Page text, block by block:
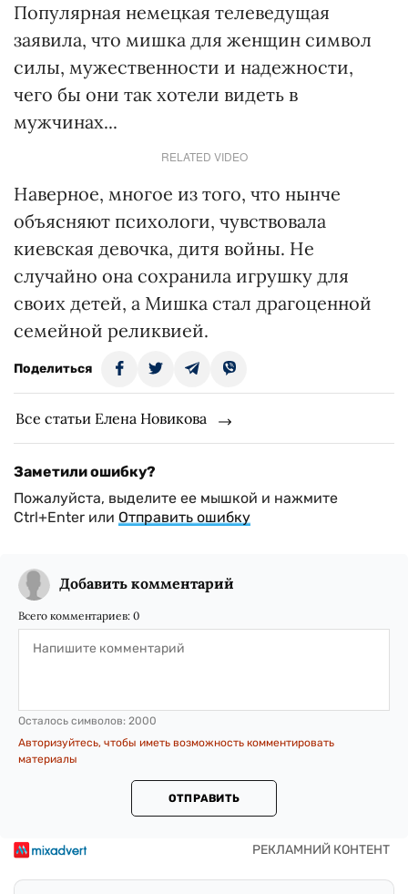
Популярная немецкая телеведущая
заявила, что мишка для женщин символ
силы, мужественности и надежности,
чего бы они так хотели видеть в
мужчинах...
RELATED VIDEO
Наверное, многое из того, что нынче
объясняют психологи, чувствовала
киевская девочка, дитя войны. Не
случайно она сохранила игрушку для
своих детей, а Мишка стал драгоценной
семейной реликвией.
Поделиться
Все статьи Елена Новикова
Заметили ошибку?
Пожалуйста, выделите ее мышкой и нажмите
Ctrl+Enter или Отправить ошибку
Добавить комментарий
Всего комментариев: 0
Осталось символов: 2000
Авторизуйтесь, чтобы иметь возможность комментировать
материалы
ОТПРАВИТЬ